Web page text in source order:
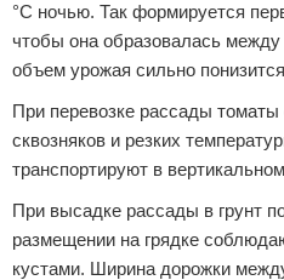
°С ночью. Так формируется
чтобы она образовалась
объем урожая сильно
При перевозке рассады томаты
сквозняков и резких
транспортируют в
При высадке рассады в грунт
размещении на грядке
кустами. Ширина дорожки